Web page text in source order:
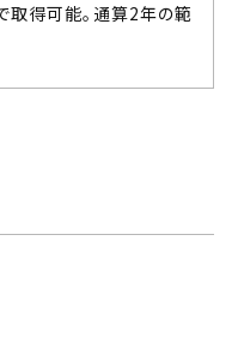
取得可能。通算2年の範